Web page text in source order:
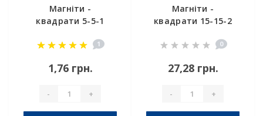
Магніти -
квадрати 5-5-1
1
1,76 грн.
- +
Магніти -
квадрати 15-15-2
0
27,28 грн.
- +